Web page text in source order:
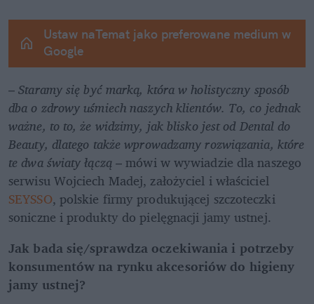
Ustaw naTemat jako preferowane medium w
Google
– Staramy się być marką, która w holistyczny sposób
dba o zdrowy uśmiech naszych klientów. To, co jednak
ważne, to to, że widzimy, jak blisko jest od Dental do
Beauty, dlatego także wprowadzamy rozwiązania, które
te dwa światy łączą – mówi w wywiadzie dla naszego
serwisu Wojciech Madej, założyciel i właściciel
SEYSSO, polskie firmy produkującej szczoteczki
soniczne i produkty do pielęgnacji jamy ustnej.
Jak bada się/sprawdza oczekiwania i potrzeby
konsumentów na rynku akcesoriów do higieny
jamy ustnej?